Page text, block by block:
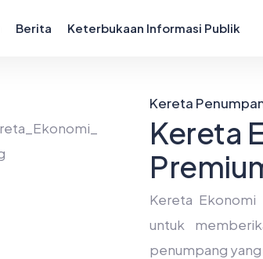
Berita Keterbukaan Informasi Publik
Kereta
Kereta
Kereta Ekonomi
untuk
penumpang